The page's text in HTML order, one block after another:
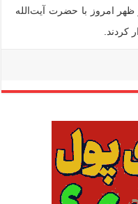
ظهر امروز با حضرت آیت‌الله
کردند.